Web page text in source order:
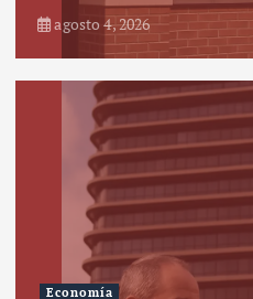
agosto 4, 2026
Economía